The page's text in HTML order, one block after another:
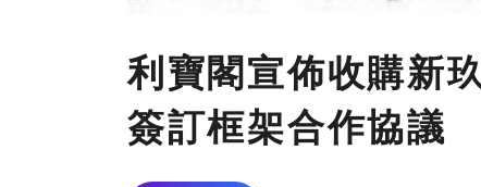
利寶閣宣佈收購新
簽訂框架合作協議